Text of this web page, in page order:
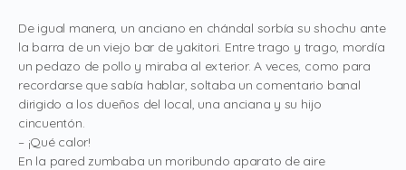
De igual manera, un anciano en chándal sorbía su shochu ante
la barra de un viejo bar de yakitori. Entre trago y trago, mordía
un pedazo de pollo y miraba al exterior. A veces, como para
recordarse que sabía hablar, soltaba un comentario banal
dirigido a los dueños del local, una anciana y su hijo
cincuentón.
– ¡Qué calor!
En la pared zumbaba un moribundo aparato de aire